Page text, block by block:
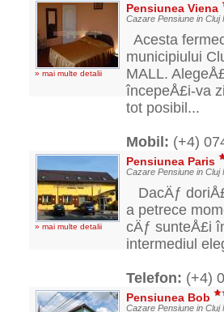
» mai multe detalii
Pensiunea Viena
Cazare Pensiune in Cluj
Acesta
municipiului
MALL.
începeÅ£i-va
tot posibil...
Mobil: (+4)
» mai multe detalii
Pensiunea Paris
Cazare Pensiune in Cluj
DacÄƒ
a petrece
cÄƒ sunteÅ£i
intermediul
Telefon: (+4)
Pensiunea Bob
Cazare Pensiune in Cluj